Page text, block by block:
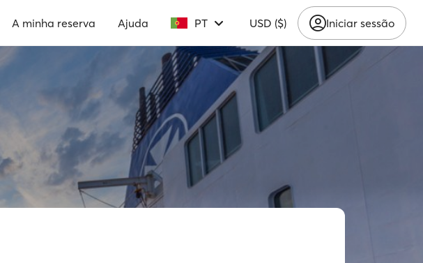
A minha reserva Ajuda PT USD ($) Iniciar sessão